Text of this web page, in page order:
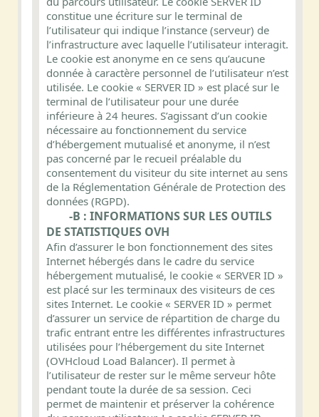
constitue une écriture sur le terminal de
l’utilisateur qui indique l’instance (serveur) de
l’infrastructure avec laquelle l’utilisateur interagit.
Le cookie est anonyme en ce sens qu’aucune
donnée à caractère personnel de l’utilisateur n’est
utilisée. Le cookie « SERVER ID » est placé sur le
terminal de l’utilisateur pour une durée
inférieure à 24 heures. S’agissant d’un cookie
nécessaire au fonctionnement du service
d’hébergement mutualisé et anonyme, il n’est
pas concerné par le recueil préalable du
consentement du visiteur du site internet au sens
de la Réglementation Générale de Protection des
données (RGPD).
-B : INFORMATIONS SUR LES OUTILS
DE STATISTIQUES OVH
Afin d’assurer le bon fonctionnement des sites
Internet hébergés dans le cadre du service
hébergement mutualisé, le cookie « SERVER ID »
est placé sur les terminaux des visiteurs de ces
sites Internet. Le cookie « SERVER ID » permet
d’assurer un service de répartition de charge du
trafic entrant entre les différentes infrastructures
utilisées pour l’hébergement du site Internet
(OVHcloud Load Balancer). Il permet à
l’utilisateur de rester sur le même serveur hôte
pendant toute la durée de sa session. Ceci
permet de maintenir et préserver la cohérence